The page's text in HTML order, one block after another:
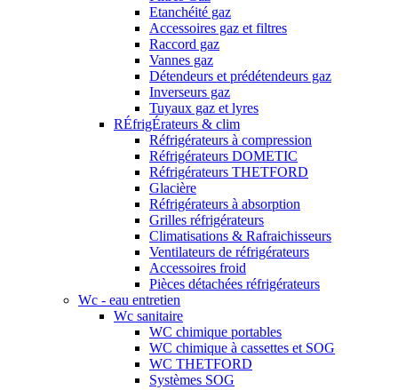
Etanchéité gaz
Accessoires gaz et filtres
Raccord gaz
Vannes gaz
Détendeurs et prédétendeurs gaz
Inverseurs gaz
Tuyaux gaz et lyres
RÉfrigÉrateurs & clim
Réfrigérateurs à compression
Réfrigérateurs DOMETIC
Réfrigérateurs THETFORD
Glacière
Réfrigérateurs à absorption
Grilles réfrigérateurs
Climatisations & Rafraichisseurs
Ventilateurs de réfrigérateurs
Accessoires froid
Pièces détachées réfrigérateurs
Wc - eau entretien
Wc sanitaire
WC chimique portables
WC chimique à cassettes et SOG
WC THETFORD
Systèmes SOG